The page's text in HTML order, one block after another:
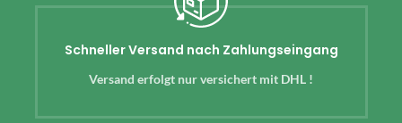
Schneller Versand nach Zahlungseingang
Versand erfolgt nur versichert mit DHL !